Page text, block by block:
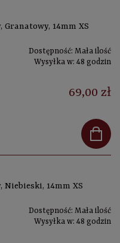
14mm XS
Dostępność: Mała ilość
Wysyłka w: 48 godzin
69,00 zł
14mm XS
Dostępność: Mała ilość
Wysyłka w: 48 godzin